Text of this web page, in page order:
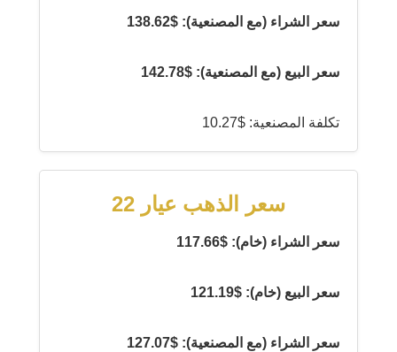
سعر الشراء (مع المصنعية): $138.62
سعر البيع (مع المصنعية): $142.78
تكلفة المصنعية: $10.27
سعر الذهب عيار 22
سعر الشراء (خام): $117.66
سعر البيع (خام): $121.19
سعر الشراء (مع المصنعية): $127.07